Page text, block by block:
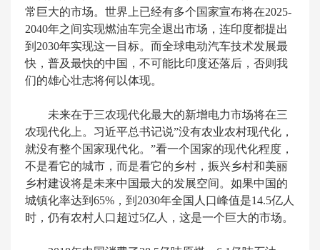
常巨大的市场。世界上已经有多个国家宣布将在2025-
2040年之间实现燃油车完全退出市场，连印度都提出
到2030年实现这一目标。而全球电动汽车技术发展最
快，普及最快的中国，不可能比印度还落后，否则我
们的雄心壮志将何以体现。
未来在于三农现代化最大的新增电力市场将在三
农现代化上。习近平总书记说”没有农业农村现代化，
就没有整个国家现代化。”看一个国家的现代化程度，
不是看它的城市，而是看它的乡村，振兴乡村和美丽
乡村建设将是未来中国最大的发展空间。如果中国的
城镇化率达到65%，到2030年全国人口峰值是14.5亿人
时，仍有农村人口超过5亿人，这是一个巨大的市场。